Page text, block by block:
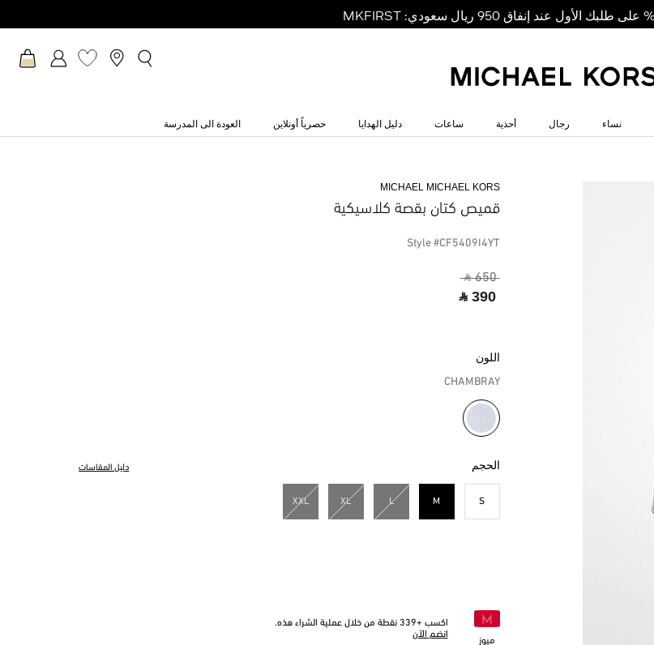
نساء رجال أحذية ساعات دليل الهدايا حصرياً أونلاين العودة الى المدرسة
MICHAEL MICHAEL KORS
قميص كتان بقصة كلاسيكية
Style #CF5409I4YT
‎ ⃁ 650 ‎
‎ ⃁ 390 ‎
اللون
CHAMBRAY
مختار
الحجم دليل المقاسات
S
M
L
XL
XXL
ميوز
اكسب +339 نقطة من خلال عملية الشراء هذه.
انضم الآن